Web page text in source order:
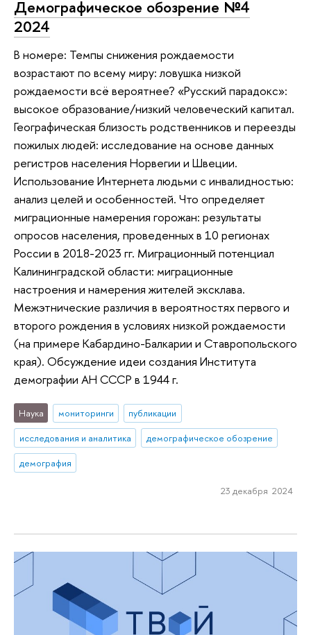
Демографическое обозрение №4
2024
В номере: Темпы снижения рождаемости
возрастают по всему миру: ловушка низкой
рождаемости всё вероятнее? «Русский парадокс»:
высокое образование/низкий человеческий капитал.
Географическая близость родственников и переезды
пожилых людей: исследование на основе данных
регистров населения Норвегии и Швеции.
Использование Интернета людьми с инвалидностью:
анализ целей и особенностей. Что определяет
миграционные намерения горожан: результаты
опросов населения, проведенных в 10 регионах
России в 2018-2023 гг. Миграционный потенциал
Калининградской области: миграционные
настроения и намерения жителей эксклава.
Межэтнические различия в вероятностях первого и
второго рождения в условиях низкой рождаемости
(на примере Кабардино-Балкарии и Ставропольского
края). Обсуждение идеи создания Института
демографии АН СССР в 1944 г.
Наука мониторинги
публикации
исследования и аналитика
демографическое обозрение
демография
23 декабря 2024